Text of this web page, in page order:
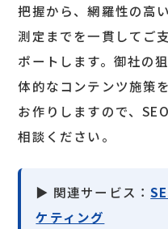
把握から、網羅性の高
測定までを一貫してご
ポートします。御社の
体的なコンテンツ施策
お作りしますので、
相談ください。
▶ 関連サービス：
ケティング